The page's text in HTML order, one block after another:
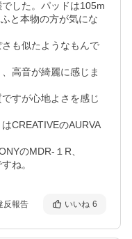
した。パッドは105m
と本物の方が気にな
も似たようなもんで
高音が綺麗に感じま
すが心地よさを感じ
CREATIVEのAURVA
のMDR-１R、
ね。
反報告 いいね 6